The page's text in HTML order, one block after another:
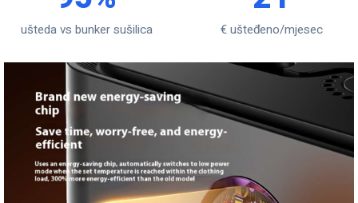
ušteda vs bunker sušilica € ušteđeno/mjesec